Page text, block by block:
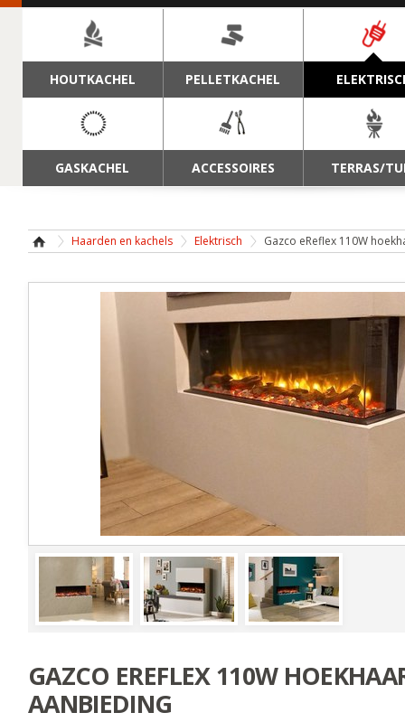
NAVIGATIE
HOUTKACHEL PELLETKACHEL
GASKACHEL ACCESSOIRES TERRAS/
Haarden en kachels Elektrisch Gazco eReflex 110W
GAZCO EREFLEX 110W
AANBIEDING